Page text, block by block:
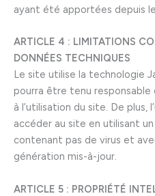
ayant été apportées depuis
ARTICLE 4 : LIMITATIONS
DONNÉES TECHNIQUES
Le site utilise la technologie
pourra être tenu responsable
à l’utilisation du site. De plus,
accéder au site en utilisant
contenant pas de virus et
génération mis-à-jour.
ARTICLE 5 : PROPRIÉTÉ